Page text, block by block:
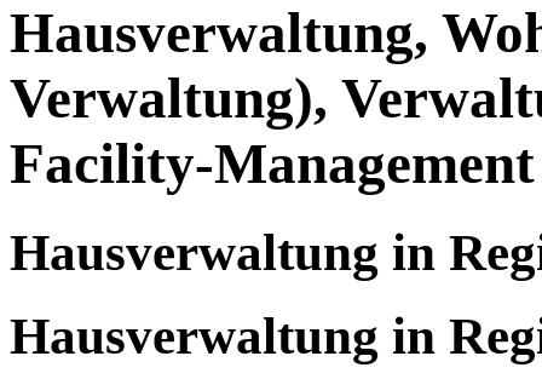
Hausverwaltung,
Verwaltung),
Facility-Management
Hausverwaltung in
Hausverwaltung in